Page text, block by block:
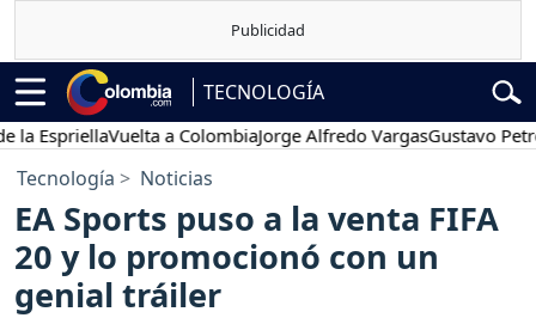
TECNOLOGÍA
Vuelta a ColombiaJorge Alfredo VargasGustavo Petro
Tecnología Noticias
EA Sports puso a la venta FIFA
20 y lo promocionó con un
genial tráiler